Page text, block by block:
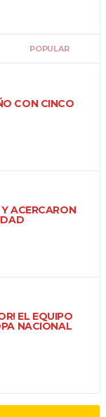
POPULAR
CON CINCO
ACERCARON
EL EQUIPO
NACIONAL